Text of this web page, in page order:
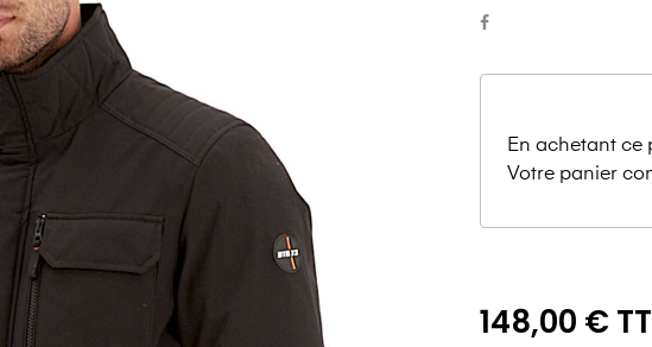
En achetant ce
Votre panier
148,00 €